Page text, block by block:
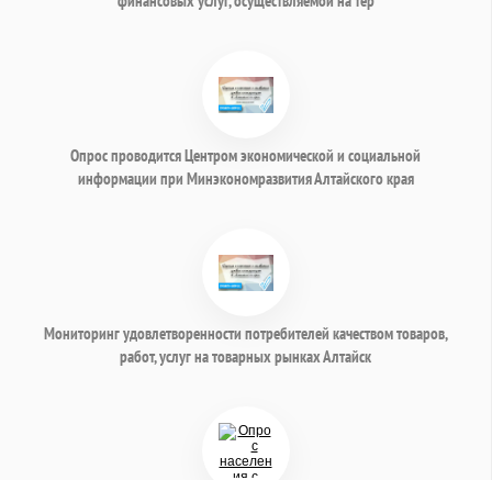
Опрос проводится Центром экономической и социальной
информации при Минэкономразвития Алтайского края
Мониторинг удовлетворенности потребителей качеством товаров,
работ, услуг на товарных рынках Алтайск